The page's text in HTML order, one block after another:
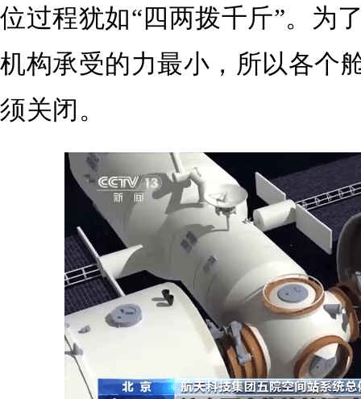
位过程犹如“四两拨千斤”。为
机构承受的力最小，所以各个
须关闭。